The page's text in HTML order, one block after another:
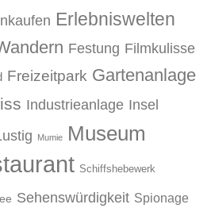
Erlebniswelten
Festung Filmkulisse
Freizeitpark Gartenanlage
Industrieanlage Insel
Mumie Museum
Schiffshebewerk
Sehenswürdigkeit Spionage